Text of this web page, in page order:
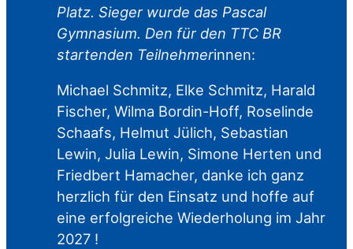
Platz. Sieger wurde das Pascal
Gymnasium. Den für den TTC BR
startenden Teilnehmerinnen:
Michael Schmitz, Elke Schmitz, Harald
Fischer, Wilma Bordin-Hoff, Roselinde
Schaafs, Helmut Jülich, Sebastian
Lewin, Julia Lewin, Simone Herten und
Friedbert Hamacher, danke ich ganz
herzlich für den Einsatz und hoffe auf
eine erfolgreiche Wiederholung im Jahr
2027 !